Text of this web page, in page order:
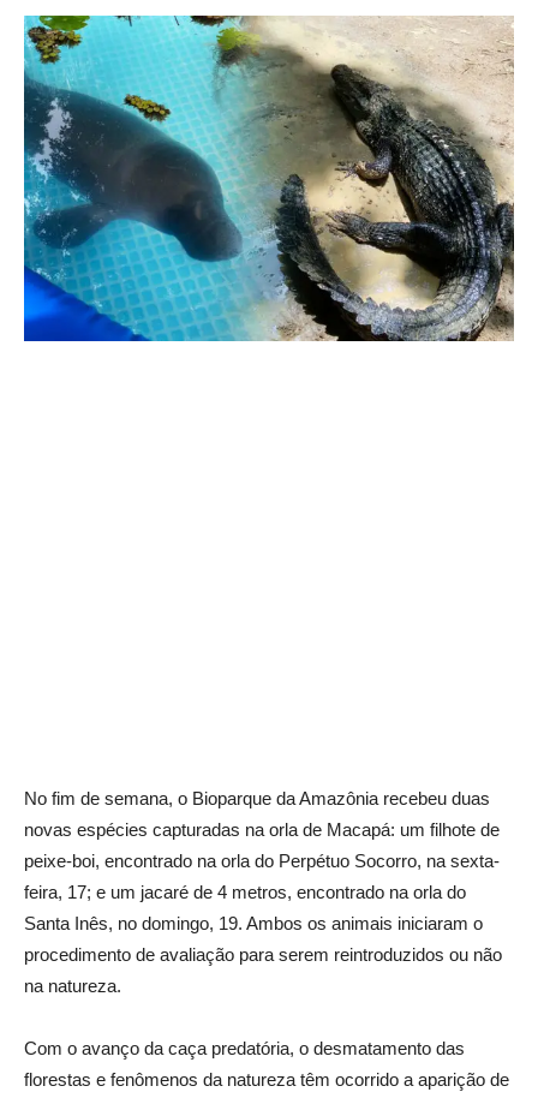
No fim de semana, o Bioparque da Amazônia recebeu duas
novas espécies capturadas na orla de Macapá: um filhote de
peixe-boi, encontrado na orla do Perpétuo Socorro, na sexta-
feira, 17; e um jacaré de 4 metros, encontrado na orla do
Santa Inês, no domingo, 19. Ambos os animais iniciaram o
procedimento de avaliação para serem reintroduzidos ou não
na natureza.
Com o avanço da caça predatória, o desmatamento das
florestas e fenômenos da natureza têm ocorrido a aparição de